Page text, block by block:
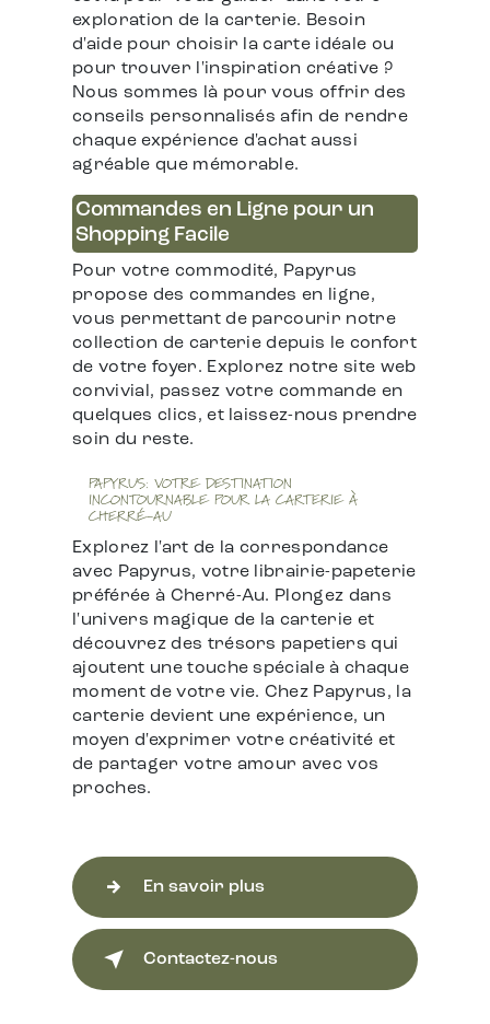
exploration de la carterie. Besoin
d'aide pour choisir la carte idéale ou
pour trouver l'inspiration créative ?
Nous sommes là pour vous offrir des
conseils personnalisés afin de rendre
chaque expérience d'achat aussi
agréable que mémorable.
Commandes en Ligne pour un
Shopping Facile
Pour votre commodité, Papyrus
propose des commandes en ligne,
vous permettant de parcourir notre
collection de carterie depuis le confort
de votre foyer. Explorez notre site web
convivial, passez votre commande en
quelques clics, et laissez-nous prendre
soin du reste.
PAPYRUS: VOTRE DESTINATION
INCONTOURNABLE POUR LA CARTERIE À
CHERRÉ-AU
Explorez l'art de la correspondance
avec Papyrus, votre librairie-papeterie
préférée à Cherré-Au. Plongez dans
l'univers magique de la carterie et
découvrez des trésors papetiers qui
ajoutent une touche spéciale à chaque
moment de votre vie. Chez Papyrus, la
carterie devient une expérience, un
moyen d'exprimer votre créativité et
de partager votre amour avec vos
proches.
En savoir plus
Contactez-nous